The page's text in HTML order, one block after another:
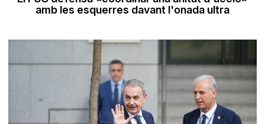
amb les esquerres davant l'onada ultra